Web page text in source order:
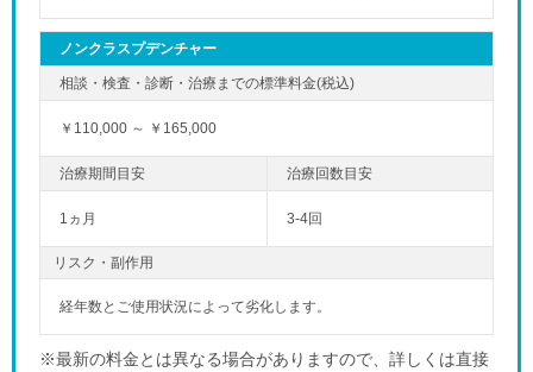
ノンクラスプデンチャー
￥110,000 ～ ￥165,000
1ヵ月 3-4回
リスク・副作用
経年数とご使用状況によって劣化します。
※最新の料金とは異なる場合がありますので、詳しくは直接